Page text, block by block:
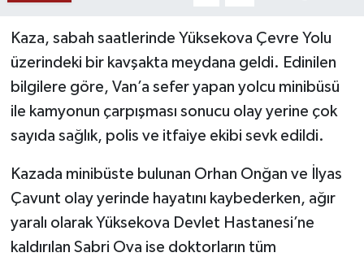
Kaza, sabah saatlerinde Yüksekova Çevre Yolu
üzerindeki bir kavşakta meydana geldi. Edinilen
bilgilere göre, Van’a sefer yapan yolcu minibüsü
ile kamyonun çarpışması sonucu olay yerine çok
sayıda sağlık, polis ve itfaiye ekibi sevk edildi.
Kazada minibüste bulunan Orhan Onğan ve İlyas
Çavunt olay yerinde hayatını kaybederken, ağır
yaralı olarak Yüksekova Devlet Hastanesi’ne
kaldırılan Sabri Ova ise doktorların tüm